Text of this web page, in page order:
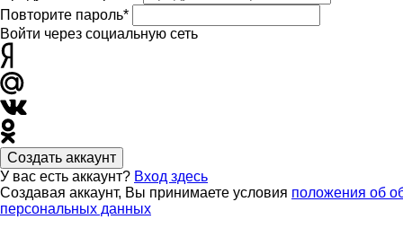
Повторите пароль*
Войти через социальную сеть
Создать аккаунт
У вас есть аккаунт? Вход здесь
Создавая аккаунт, Вы принимаете условия положения об
персональных данных